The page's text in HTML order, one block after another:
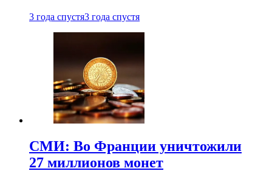
3 года спустя3 года спустя
СМИ: Во Франции уничтожили
27 миллионов монет